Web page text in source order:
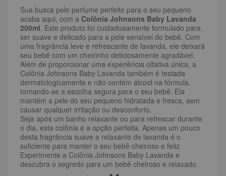
Sua busca pelo perfume perfeito para o seu pequeno
acaba aqui, com a Colônia Johnsons Baby Lavanda
200ml. Este produto foi cuidadosamente formulado para
ser suave e delicado para a pele sensível do bebê. Com
uma fragrância leve e refrescante de lavanda, ele deixará
seu bebê com um cheirinho deliciosamente agradável.
Além de proporcionar uma experiência olfativa única, a
Colônia Johnsons Baby Lavanda também é testada
dermatologicamente e não contém álcool na fórmula,
tornando-se a escolha segura para o seu bebê. Ela
mantém a pele do seu pequeno hidratada e fresca, sem
causar qualquer irritação ou desconforto.
Seja após um banho relaxante ou para refrescar durante
o dia, esta colônia é a opção perfeita. Apenas um pouco
desta fragrância suave e relaxante de lavanda é o
suficiente para manter o seu bebê cheiroso e feliz.
Experimente a Colônia Johnsons Baby Lavanda e
descubra o segredo para um bebê cheiroso e relaxado.